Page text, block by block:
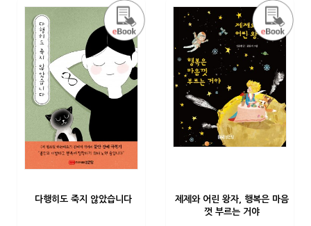
다행히도 죽지 않았습니다
제제와 어린 왕자, 행복은 마음
껏 부르는 거야